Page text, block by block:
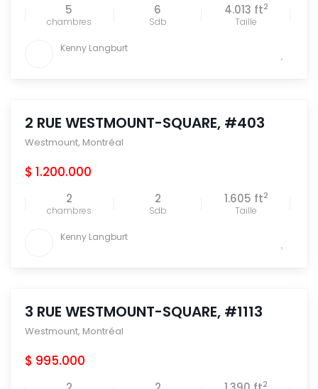
5
chambres
6
Sdb
4.013 ft2
Taille
Kenny Langburt
2 RUE WESTMOUNT-SQUARE, #403
Westmount, Montréal
$ 1.200.000
2
chambres
2
Sdb
1.605 ft2
Taille
Kenny Langburt
3 RUE WESTMOUNT-SQUARE, #1113
Westmount, Montréal
$ 995.000
2